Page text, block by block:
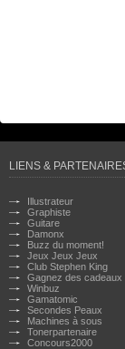
LIENS &
Illustrateur
Graphiste
Guitare
Damonx
Buzz du moment!
Jeux Jeux Jeux
Club Stephen King
Gagnez des cadeaux
Winbuz
Gamatomic
Secondes Peaux
Machines à sous
Tonerpartenaire
Concours2000